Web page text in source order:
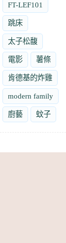
FT-LEF101
跳床
太子松馥
電影 薯條
肯德基的炸雞
modern family
廚藝 蚊子